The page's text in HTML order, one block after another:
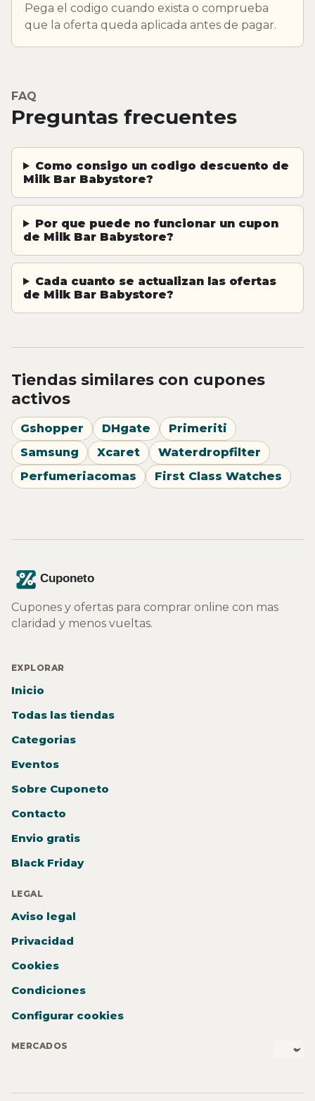
Pega el codigo cuando exista o comprueba
que la oferta queda aplicada antes de pagar.
FAQ
Preguntas frecuentes
Como consigo un codigo descuento de
Milk Bar Babystore?
Por que puede no funcionar un cupon
de Milk Bar Babystore?
Cada cuanto se actualizan las ofertas
de Milk Bar Babystore?
Tiendas similares con cupones
activos
Gshopper DHgate
Primeriti
Samsung
Xcaret
Waterdropfilter
Perfumeriacomas
First Class Watches
Cupones y ofertas para comprar online con mas
claridad y menos vueltas.
EXPLORAR
Inicio
Todas las tiendas
Categorias
Eventos
Sobre Cuponeto
Contacto
Envio gratis
Black Friday
LEGAL
Aviso legal
Privacidad
Cookies
Condiciones
Configurar cookies
MERCADOS